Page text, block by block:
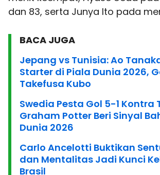
dan 83, serta Junya Ito pada
BACA JUGA
Jepang vs Tunisia: Ao
Starter di Piala Dunia 2026,
Takefusa Kubo
Swedia Pesta Gol 5-1 Kontra
Graham Potter Beri Sinyal
Dunia 2026
Carlo Ancelotti Buktikan
dan Mentalitas Jadi Kunci
Brasil